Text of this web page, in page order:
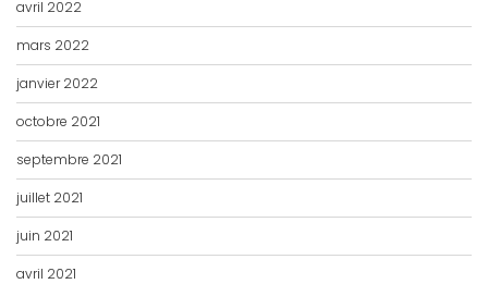
avril 2022
mars 2022
janvier 2022
octobre 2021
septembre 2021
juillet 2021
juin 2021
avril 2021